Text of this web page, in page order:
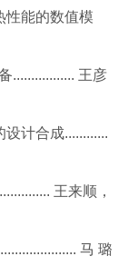
性能的数值模
................. 王彦
计合成............
王来顺，
马 璐